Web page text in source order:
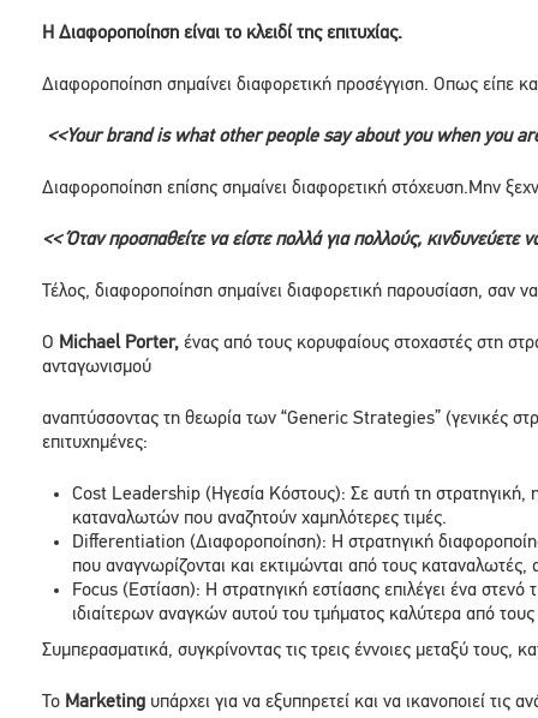
H Διαφοροποίηση είναι το κλειδί της επιτυχίας.
Διαφοροποίηση σημαίνει διαφορετική προσέγγιση. Οπως είπε
<<Your brand is what other people say about you when you
Διαφοροποίηση επίσης σημαίνει διαφορετική στόχευση.Μην
<< Όταν προσπαθείτε να είστε πολλά για πολλούς, κινδυνεύετε
Τέλος, διαφοροποίηση σημαίνει διαφορετική παρουσίαση, σαν
Ο Michael Porter, ένας από τους κορυφαίους στοχαστές στη
ανταγωνισμού
αναπτύσσοντας τη θεωρία των “Generic Strategies” (γενικές
επιτυχημένες:
Cost Leadership (Ηγεσία Κόστους): Σε αυτή τη στρατηγική,
καταναλωτών που αναζητούν χαμηλότερες τιμές.
Differentiation (Διαφοροποίηση): Η στρατηγική
που αναγνωρίζονται και εκτιμώνται από τους καταναλωτές,
Focus (Εστίαση): Η στρατηγική εστίασης επιλέγει ένα
ιδιαίτερων αναγκών αυτού του τμήματος καλύτερα από
Συμπερασματικά, συγκρίνοντας τις τρεις έννοιες μεταξύ τους,
Το Marketing υπάρχει για να εξυπηρετεί και να ικανοποιεί τις